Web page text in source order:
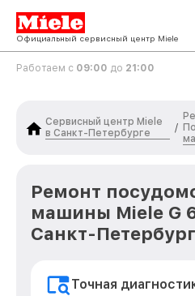
Официальный сервисный центр Miele
Работаем с 09:00 до 21:00
Сервисный центр Miele
в Санкт-Петербурге
/
Ремонт
машины Miele G
Санкт-
Точная